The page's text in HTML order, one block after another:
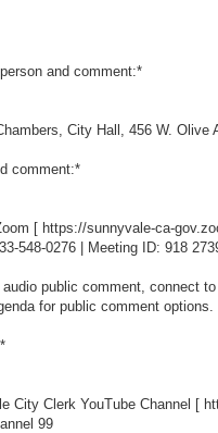
and comment:*
City Hall, 456 W. Olive
comment:*
[ https://sunnyvale-ca-
548-0276 | Meeting ID: 918
audio public comment, connect
for public comment options.
City Clerk YouTube Channel [
99